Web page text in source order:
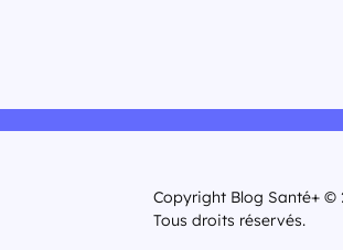
Copyright Blog Santé+ ©
Tous droits réservés.